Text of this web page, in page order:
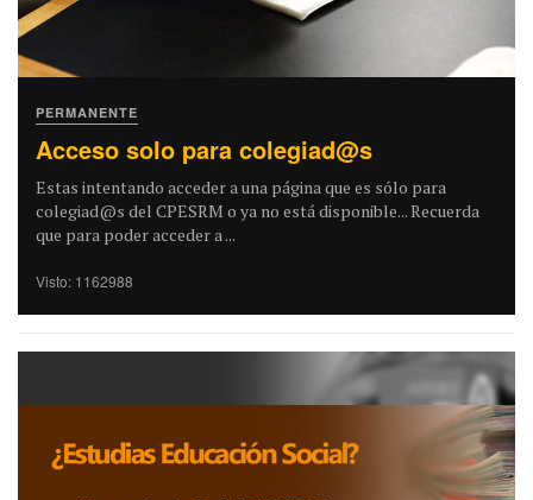
PERMANENTE
Acceso solo para colegiad@s
Estas intentando acceder a una página que es sólo para
colegiad@s del CPESRM o ya no está disponible... Recuerda
que para poder acceder a ...
Visto: 1162988